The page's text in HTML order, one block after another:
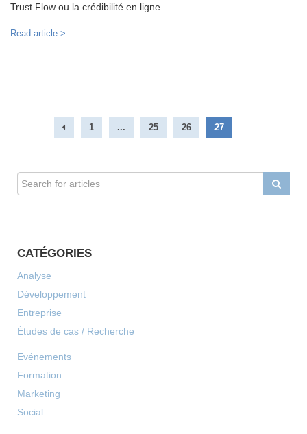
Trust Flow ou la crédibilité en ligne…
Read article >
1 ... 25 26 27
CATÉGORIES
Analyse
Développement
Entreprise
Études de cas / Recherche
Evénements
Formation
Marketing
Social